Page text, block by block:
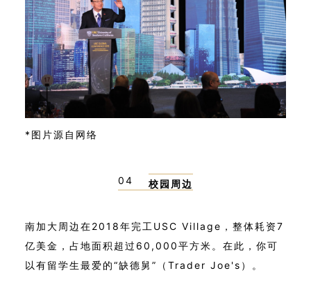
*图片源自网络
04 校园周边
南加大周边在2018年完工USC Village，整体耗资7
亿美金，占地面积超过60,000平方米。在此，你可
以有留学生最爱的“缺德舅”（Trader Joe's）。